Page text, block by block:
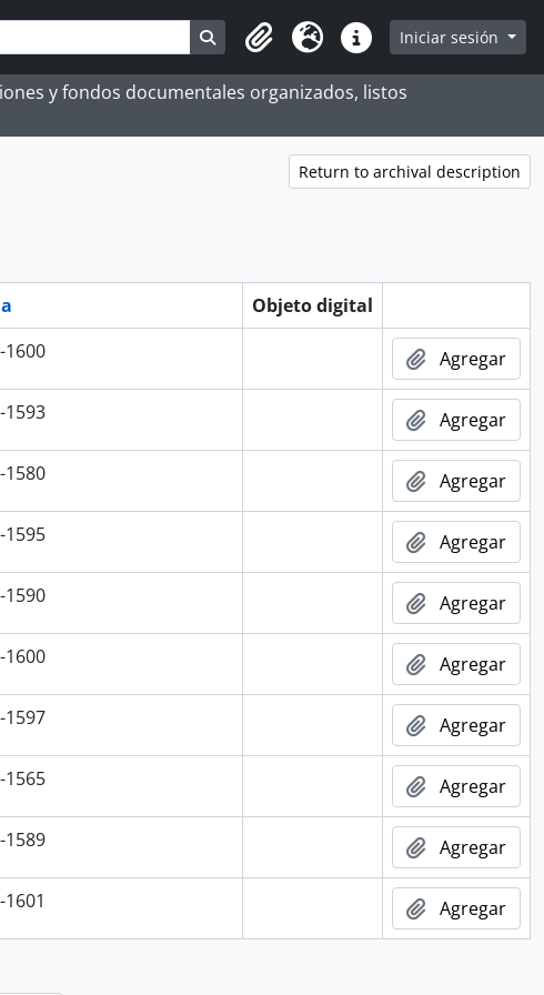
Search in browse page
Portapapeles
Idioma Enlaces rápidos
Iniciar sesión
y fondos documentales organizados, listos
Return to archival description
Objeto digital
1600 Agregar
1593 Agregar
1580 Agregar
1595 Agregar
1590 Agregar
1600 Agregar
1597 Agregar
1565 Agregar
1589 Agregar
Agregar